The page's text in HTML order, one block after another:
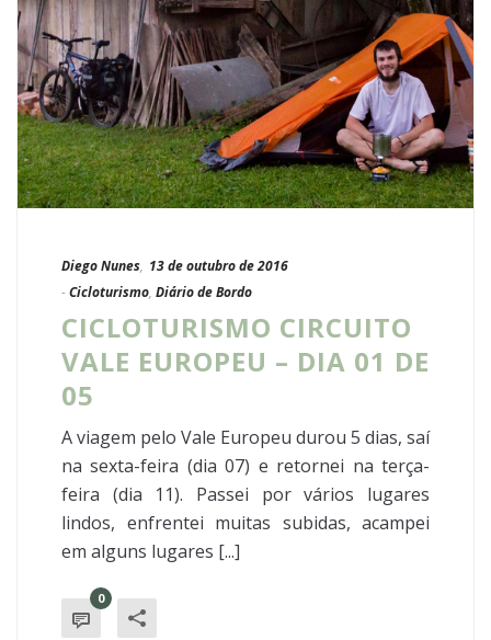
Diego Nunes, 13 de outubro de 2016
- Cicloturismo, Diário de Bordo
CICLOTURISMO CIRCUITO
VALE EUROPEU – DIA 01 DE
05
A viagem pelo Vale Europeu durou 5 dias, saí
na sexta-feira (dia 07) e retornei na terça-
feira (dia 11). Passei por vários lugares
lindos, enfrentei muitas subidas, acampei
em alguns lugares [...]
0